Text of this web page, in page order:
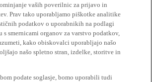
vaših poverilnic za prijavo in
Prav tako uporabljamo piškotke analitike
podatkov o uporabnikih na podlagi
s smernicami organov za varstvo podatkov,
kako obiskovalci uporabljajo našo
našo spletno stran, izdelke, storitve in
podate soglasje, bomo uporabili tudi